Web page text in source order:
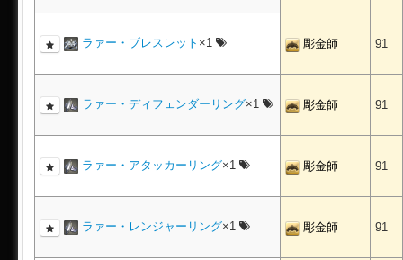
ラァー・ブレスレット ×1 彫金師 91
ラァー・ディフェンダーリング×1 彫金師 91
ラァー・アタッカーリング×1 彫金師 91
ラァー・レンジャーリング×1 彫金師 91